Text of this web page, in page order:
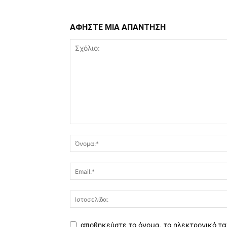
ΑΦΗΣΤΕ ΜΙΑ ΑΠΑΝΤΗΣΗ
αποθηκεύστε το όνομα, το ηλεκτρονικό